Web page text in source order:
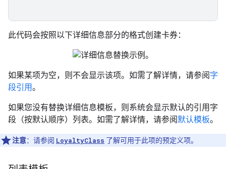
此代码会按照以下详细信息部分的格式创建卡券：
如果某项为空，则不会显示该项。如需了解详情，请参阅字
段引用。
如果您没有替换详细信息模板，则系统会显示默认的引用字
段（按默认顺序）列表。如需了解详情，请参阅默认模板。
注意：请参阅 LoyaltyClass 了解可用于此项的预定义项。